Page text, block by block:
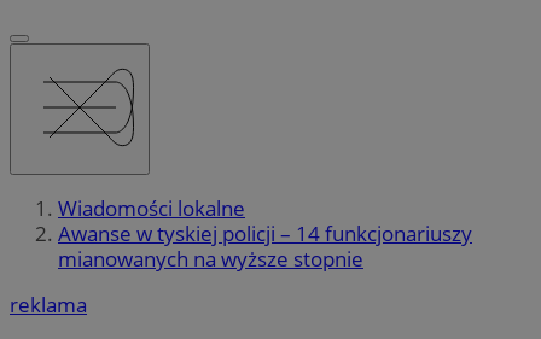
Wiadomości lokalne
Awanse w tyskiej policji – 14 funkcjonariuszy
mianowanych na wyższe stopnie
reklama